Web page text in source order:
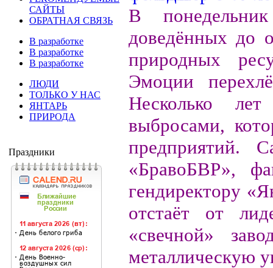
САЙТЫ
ОБРАТНАЯ СВЯЗЬ
В разработке
В разработке
В разработке
ЛЮДИ
ТОЛЬКО У НАС
ЯНТАРЬ
ПРИРОДА
Праздники
В
доведённых до
природных
Эмоции
Несколько
выбросами,
предприятий.
«БравоБВР»,
гендиректору
отстаёт от
«свечной»
металлическую